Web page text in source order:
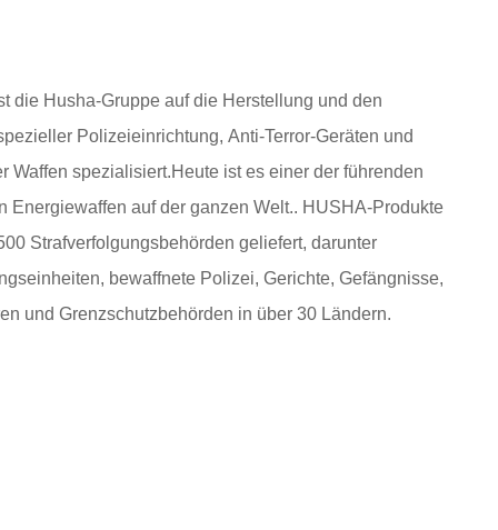
die Husha-Gruppe auf die Herstellung und den
Polizeieinrichtung, Anti-Terror-Geräten und
Waffen spezialisiert.Heute ist es einer der führenden
auf der ganzen Welt.. HUSHA-Produkte
Strafverfolgungsbehörden geliefert, darunter
bewaffnete Polizei, Gerichte, Gefängnisse,
und Grenzschutzbehörden in über 30 Ländern.